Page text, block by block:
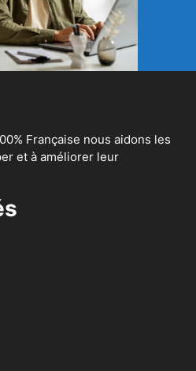
Française nous aidons les
et à améliorer leur